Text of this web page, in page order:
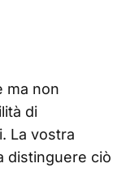
ma non
di
La vostra
distinguere ciò